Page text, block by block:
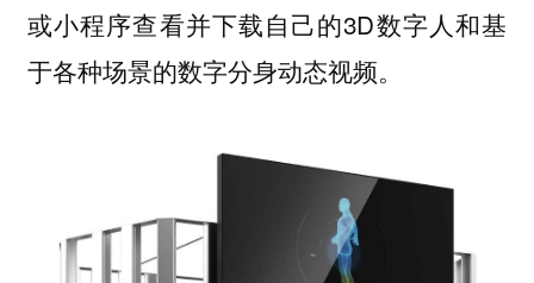
或小程序查看并下载自己的3D数字人和基
于各种场景的数字分身动态视频。